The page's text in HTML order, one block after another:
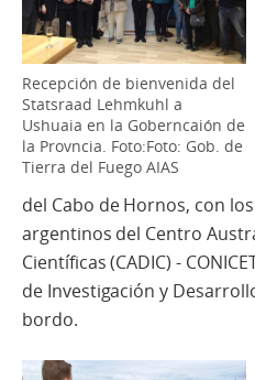
Recepción de bienvenida del
Statsraad Lehmkuhl a
Ushuaia en la Goberncaión de
la Provncia. Foto:Foto: Gob. de
Tierra del Fuego AIAS
del Cabo de Hornos, con
argentinos del Centro
Científicas (CADIC) -
de Investigación y
bordo.